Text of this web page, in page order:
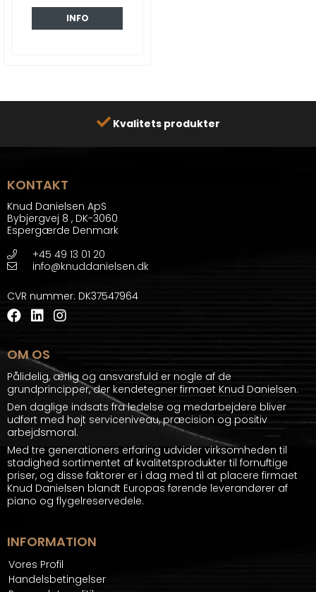
INFO
Kvalitets produkter
KONTAKT
Knud Danielsen ApS
Bybjergvej 8 , DK-3060
Espergærde Denmark
+45 49 13 01 20
info@knuddanielsen.dk
CVR nummer: DK37547964
OM OS
Pålidelig, ærlig og ansvarsfuld er nogle af de
grundprincipper, der kendetegner firmaet Knud Danielsen.
Den daglige indsats fra ledelse og medarbejdere bliver
udført med højt serviceniveau, præcision og positiv
arbejdsmoral.
Med tre generationers erfaring udvider virksomheden til
stadighed sortimentet af kvalitetsprodukter til fornuftige
priser, og disse faktorer er i dag med til at placere firmaet
Knud Danielsen blandt Europas førende leverandører af
piano og flygelreservedele.
INFORMATION
Vores Profil
Handelsbetingelser